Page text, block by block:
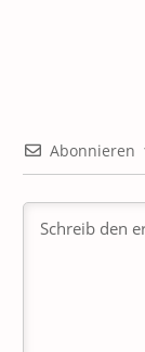
Abonnieren